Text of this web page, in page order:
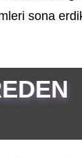
sona